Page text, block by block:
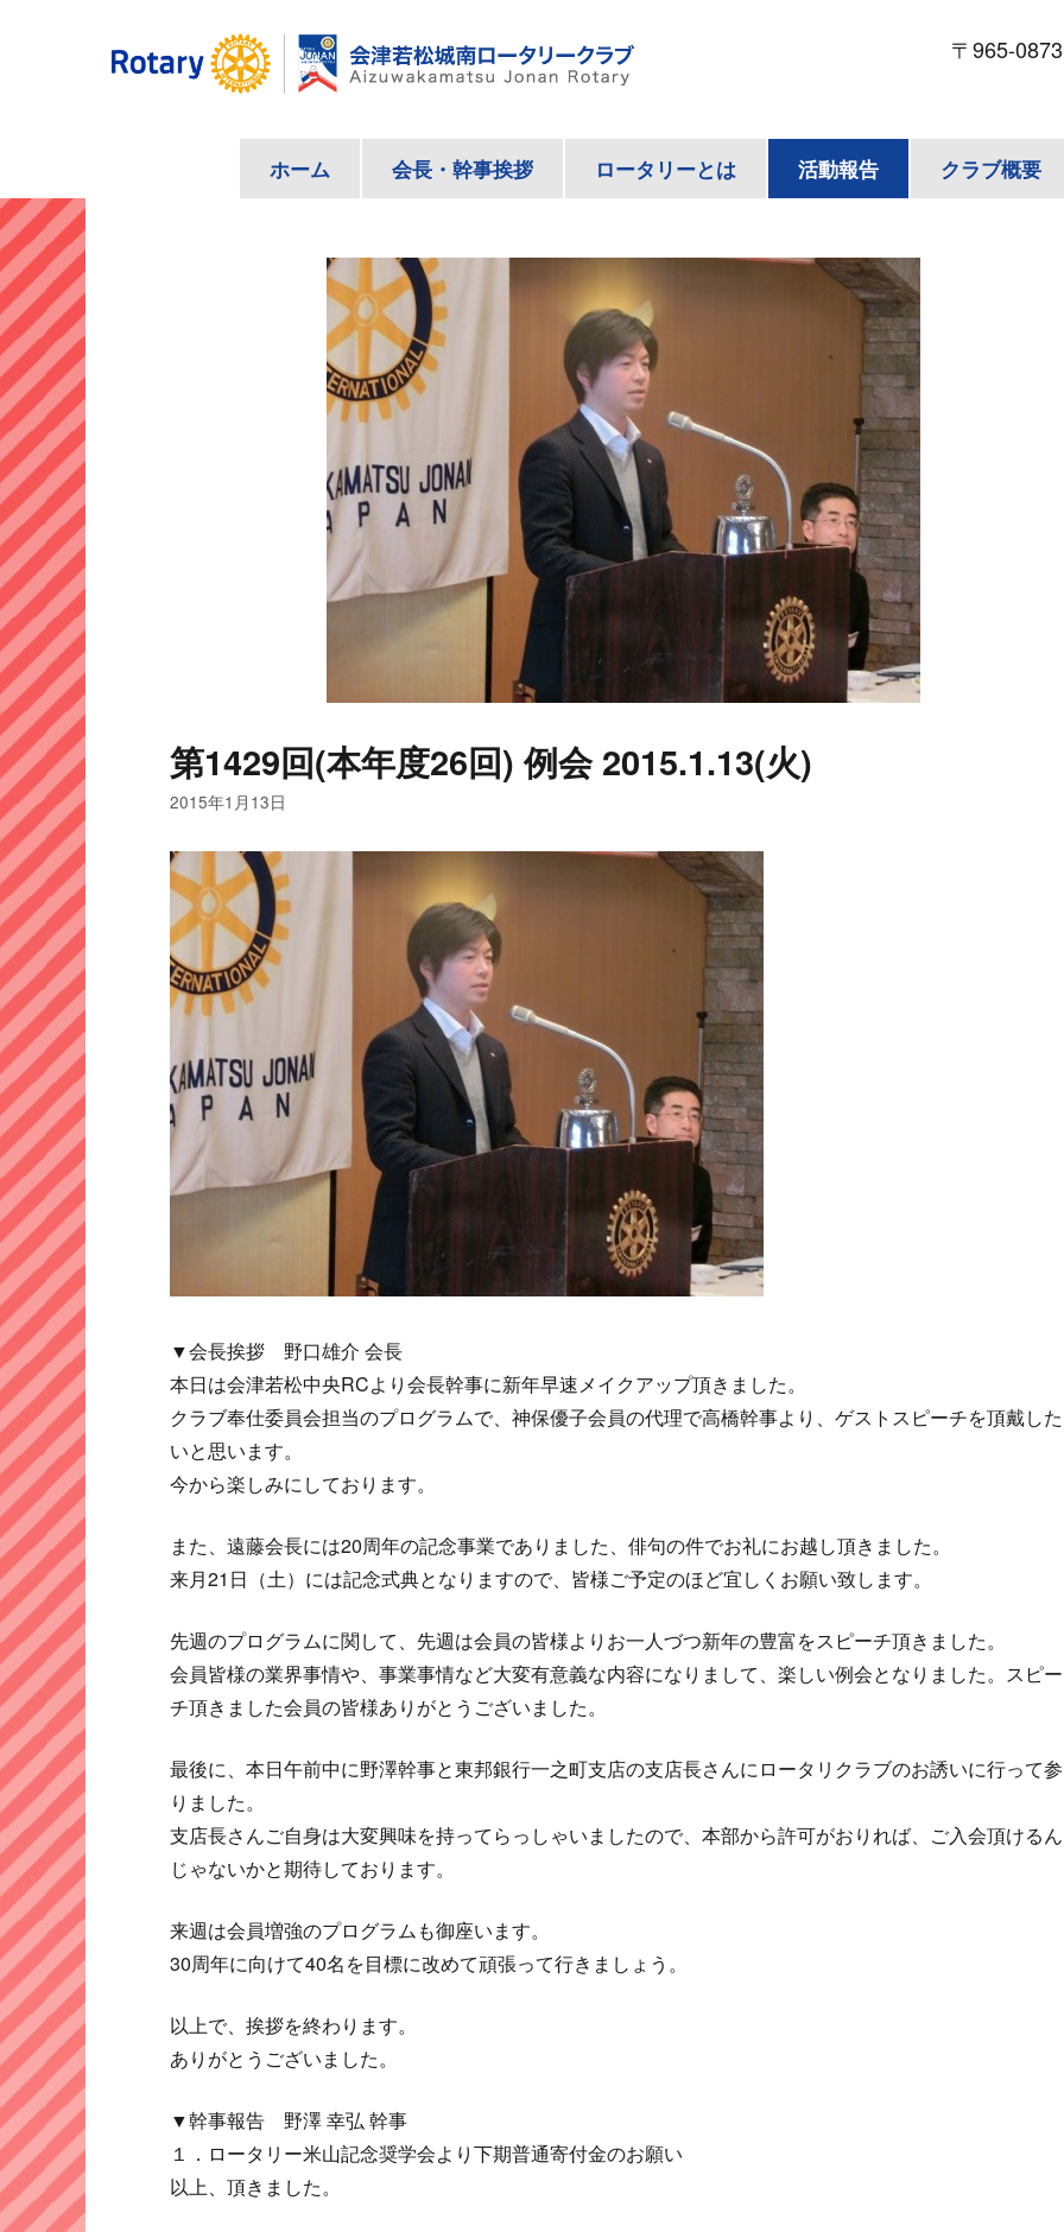
ス
キ
ッ
プ
〒965-
ホーム 会長・幹事挨拶 ロータリーとは 活動報告 クラブ概要
第1429回(本年度26回) 例会 2015.1.13(火)
2015年1月13日
▼会長挨拶 野口雄介 会長
本日は会津若松中央RCより会長幹事に新年早速メイクアップ頂きました。
クラブ奉仕委員会担当のプログラムで、神保優子会員の代理で高橋幹事より、ゲストスピーチを頂戴した
いと思います。
今から楽しみにしております。
また、遠藤会長には20周年の記念事業でありました、俳句の件でお礼にお越し頂きました。
来月21日（土）には記念式典となりますので、皆様ご予定のほど宜しくお願い致します。
先週のプログラムに関して、先週は会員の皆様よりお一人づつ新年の豊富をスピーチ頂きました。
会員皆様の業界事情や、事業事情など大変有意義な内容になりまして、楽しい例会となりました。スピー
チ頂きました会員の皆様ありがとうございました。
最後に、本日午前中に野澤幹事と東邦銀行一之町支店の支店長さんにロータリクラブのお誘いに行って参
りました。
支店長さんご自身は大変興味を持ってらっしゃいましたので、本部から許可がおりれば、ご入会頂けるん
じゃないかと期待しております。
来週は会員増強のプログラムも御座います。
30周年に向けて40名を目標に改めて頑張って行きましょう。
以上で、挨拶を終わります。
ありがとうございました。
▼幹事報告 野澤 幸弘 幹事
１．ロータリー米山記念奨学会より下期普通寄付金のお願い
以上、頂きました。